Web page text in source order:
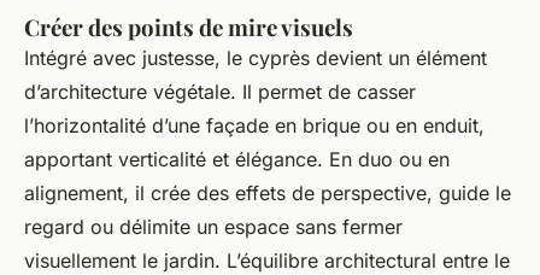
Créer des points de mire visuels
Intégré avec justesse, le cyprès devient un élément
d’architecture végétale. Il permet de casser
l’horizontalité d’une façade en brique ou en enduit,
apportant verticalité et élégance. En duo ou en
alignement, il crée des effets de perspective, guide le
regard ou délimite un espace sans fermer
visuellement le jardin. L’équilibre architectural entre le